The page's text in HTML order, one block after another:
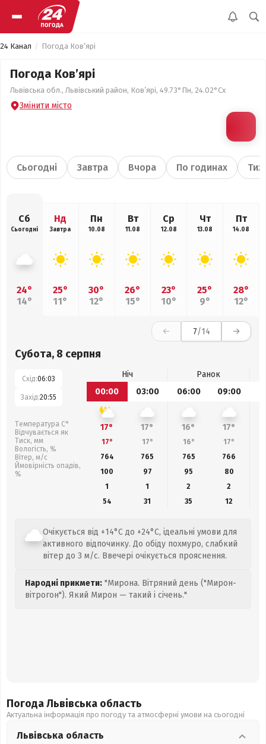
24 Канал Погода Ков’ярі
Погода Ков’ярі
Львівська обл., Львівський район, Ков’ярі, 49.73°Пн, 24.02°Сх
Змінити місто
Сьогодні Завтра Вчора По годинах
Сб
Сьогодні
24°
14°
Нд
Завтра
25°
11°
Пн
10.08
30°
12°
Вт
11.08
26°
15°
Ср
12.08
23°
10°
Чт
13.08
25°
9°
Пт
14.08
28°
12°
7/14
Субота, 8 серпня
Схід:06:03
Захід:20:55
Температура С°
Відчувається як
Тиск, мм
Вологість, %
Вітер, м/с
Ймовірність опадів,
%
Ніч
Ранок
00:00
03:00 06:00 09:00
17° 17° 16° 17°
17° 17° 16° 17°
764
765 765 766
100
97 95
80
1
1 2
2
54
31 35 12
Очікується від +14°C до +24°C, ідеальні умови для
активного відпочинку. До обіду похмуро, слабкий
вітер до 3 м/с. Ввечері очікується прояснення.
Народні прикмети: "Мирона. Вітряний день ("Мирон-
вітрогон"). Який Мирон — такий і січень."
Погода Львівська область
Актуальна інформація про погоду та атмосферні умови на сьогодні
Львівська область